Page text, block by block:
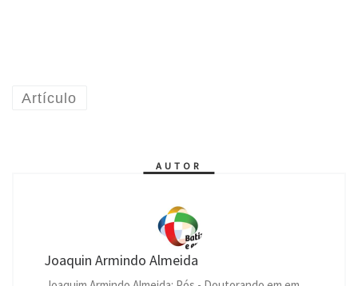
Artículo
AUTOR
Joaquin Armindo Almeida